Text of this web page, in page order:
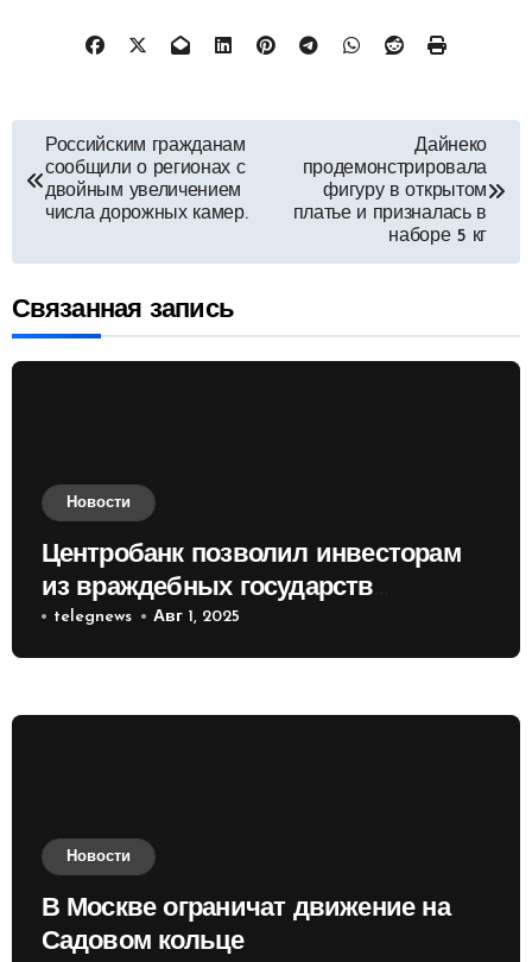
Навигация
по
Российским гражданам
сообщили о регионах с
двойным увеличением
числа дорожных камер.
Дайнеко
продемонстрировала
фигуру в открытом
платье и призналась в
наборе 5 кг
Связанная запись
Новости
Центробанк позволил инвесторам
из враждебных государств
приобретать валюту
telegnews Авг 1, 2025
Новости
В Москве ограничат движение на
Садовом кольце